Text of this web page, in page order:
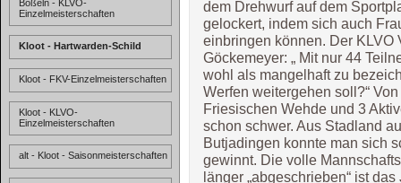
Boßeln - KLVO-
Einzelmeisterschaften
Kloot - Hartwarden-Schild
Kloot - FKV-Einzelmeisterschaften
Kloot - KLVO-
Einzelmeisterschaften
alt - Kloot - Saisonmeisterschaften
dem Drehwurf auf dem
gelockert, indem sich auch
einbringen können. Der KLVO
Göckemeyer: „ Mit nur 44
wohl als mangelhaft zu
Werfen weitergehen soll?“
Friesischen Wehde und 3
schon schwer. Aus Stadland
Butjadingen konnte man sich
gewinnt. Die volle
länger „abgeschrieben“ ist